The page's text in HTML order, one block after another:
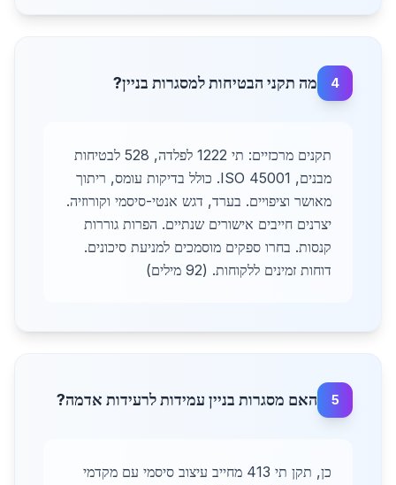
4 מה תקני הבטיחות למסגרות בניין?
תקנים מרכזיים: תי 1222 לפלדה, 528 לבטיחות
מבנים, ISO 45001. כולל בדיקות עומס, ריתוך
מאושר וציפויים. בערד, דגש אנטי-סיסמי וקורוזיה.
יצרנים חייבים אישורים שנתיים. הפרות גוררות
קנסות. בחרו ספקים מוסמכים למניעת סיכונים.
דוחות זמינים ללקוחות. (92 מילים)
5 האם מסגרות בניין עמידות לרעידות אדמה?
כן, תקן תי 413 מחייב עיצוב סיסמי עם מקדמי